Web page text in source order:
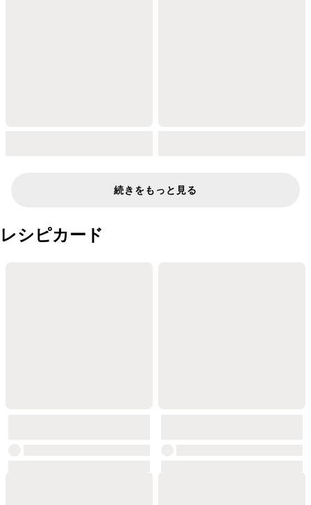
続きをもっと見る
レシピカード